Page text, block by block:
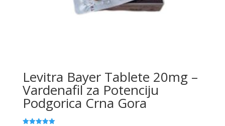
Levitra Bayer Tablete 20mg –
Vardenafil za Potenciju
Podgorica Crna Gora